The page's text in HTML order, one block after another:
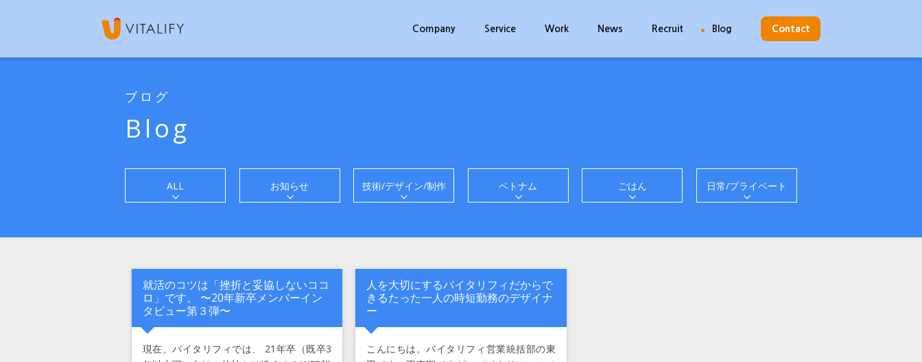
Company Service Work News Recruit Blog Contact
ブログ
Blog
ALL お知らせ 技術/デザイン/制作 ベトナム ごはん 日常/プライベート
就活のコツは「挫折と妥協しないココ
ロ」です。 〜20年新卒メンバーイン
タビュー第３弾〜
現在、バイタリフィでは、 21年卒（既卒3
人を大切にするバイタリフィだからで
きるたった一人の時短勤務のデザイナ
ー
こんにちは。バイタリフィ営業統括部の東